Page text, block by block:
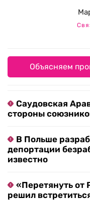
Объясняем
Саудовская
стороны
В Польше
депортации
известно
«Перетянуть от
решил